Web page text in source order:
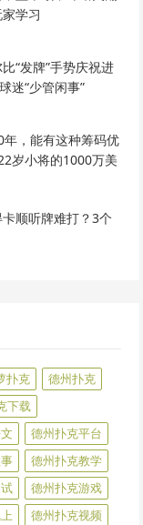
学习
“发牌”手势庆祝进
迷“少管闲事”
，能有这种筹码优
岁小将的1000万美
顺听牌难打？3个
扑克
德州扑克
下载
德州扑克平台
德州扑克教学
德州扑克游戏
德州扑克视频